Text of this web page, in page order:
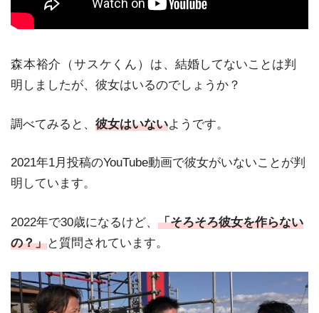
森本裕介（サスケくん）は、結婚してないことは判
明しましたが、彼女はいるのでしょうか？
調べてみると、 彼女はいないようです。
2021年1月投稿のYouTube動画で彼女がいないことが判
明しています。
2022年で30歳になるけど、 「そろそろ彼女を作らない
の？」と質問されています。